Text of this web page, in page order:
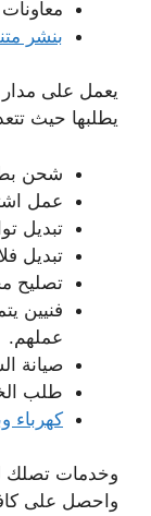
بنشر
يعمل على مدار
يطلبها حيث
شحن
عمل
تبديل
تبديل
تصليح
فنيين
عملهم.
صيانة
طلب
كهرباء
وخدمات تصلك
واحصل على